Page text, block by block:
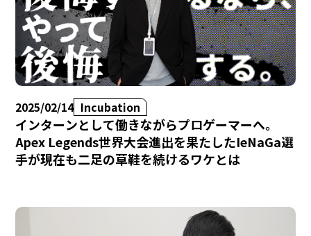
2025/02/14 Incubation
インターンとして働きながらプロゲーマーへ。
Apex Legends世界大会進出を果たしたIeNaGa選
手が現在も二足の草鞋を続けるワケとは